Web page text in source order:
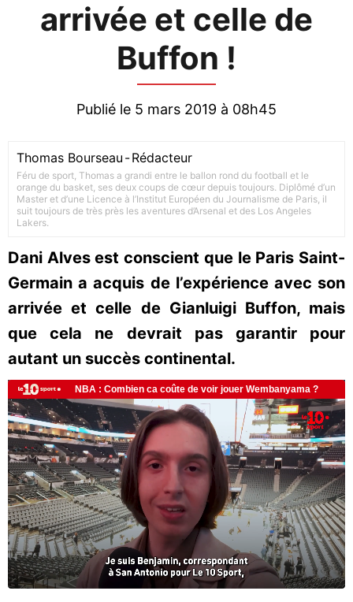
arrivée et celle de
Buffon !
Publié le 5 mars 2019 à 08h45
Thomas Bourseau -Rédacteur
Féru de sport, Thomas a grandi entre le ballon rond du football et le
orange du basket, ses deux coups de cœur depuis toujours. Diplômé d’un
Master et d’une Licence à l’Institut Européen du Journalisme de Paris, il
suit toujours de très près les aventures d’Arsenal et des Los Angeles
Lakers.
Dani Alves est conscient que le Paris Saint-
Germain a acquis de l’expérience avec son
arrivée et celle de Gianluigi Buffon, mais
que cela ne devrait pas garantir pour
autant un succès continental.